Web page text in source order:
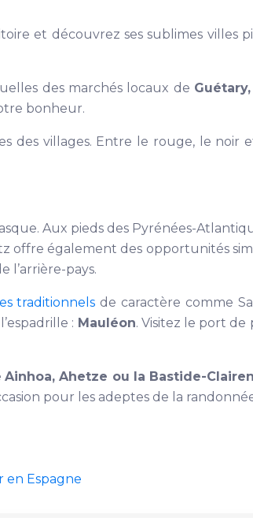
et découvrez ses sublimes
des marchés locaux de
bonheur.
des villages. Entre le rouge, le
Aux pieds des Pyrénées-
également des opportunités
l’arrière-pays.
traditionnels de caractère comme
: Mauléon. Visitez le port
Ainhoa, Ahetze ou la Bastide-
pour les adeptes de la
en Espagne